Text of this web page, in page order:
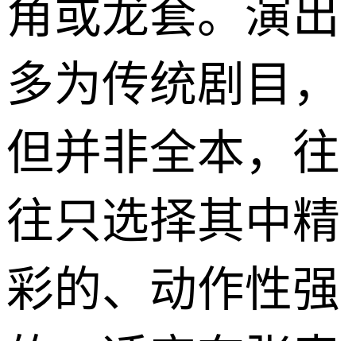
角或龙套。演出
多为传统剧目，
但并非全本，往
往只选择其中精
彩的、动作性强